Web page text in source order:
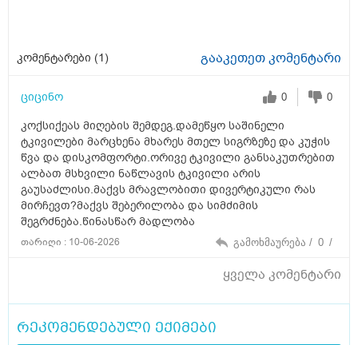
კომენტარები (1) გააკეთეთ კომენტარი
ციცინო 0 0
კოქსიქეას მიღების შემდეგ.დამეწყო საშინელი
ტკივილები მარცხენა მხარეს მთელ სიგრზეზე და კუჭის
წვა და დისკომფორტი.ორივე ტკივილი განსაკუთრებით
ალბათ მსხვილი ნაწლავის ტკივილი არის
გაუსაძლისი.მაქვს მრავლობითი დივერტიკული რას
მირჩევთ?მაქვს შებერილობა და სიმძიმის
შეგრძნება.წინასწარ მადლობა
თარიღი : 10-06-2026 გამოხმაურება / 0 /
ყველა კომენტარი
რეკომენდებული ექიმები